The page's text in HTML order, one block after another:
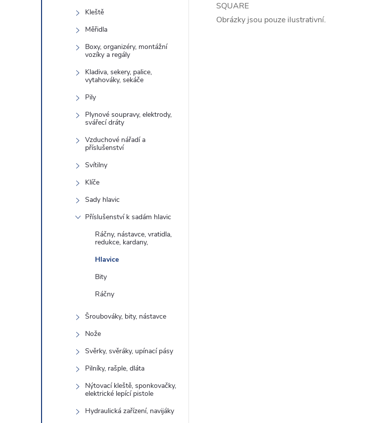
Kleště
Měřidla
Boxy, organizéry, montážní
vozíky a regály
Kladiva, sekery, palice,
vytahováky, sekáče
Pily
Plynové soupravy, elektrody,
svářecí dráty
Vzduchové nářadí a
příslušenství
Svítilny
Klíče
Sady hlavic
Příslušenství k sadám hlavic
Ráčny, nástavce, vratidla,
redukce, kardany,
Hlavice
Bity
Ráčny
Šroubováky, bity, nástavce
Nože
Svěrky, svěráky, upínací pásy
Pilníky, rašple, dláta
Nýtovací kleště, sponkovačky,
elektrické lepící pistole
Hydraulická zařízení, navijáky
SQUARE
Obrázky jsou pouze ilustrativní.